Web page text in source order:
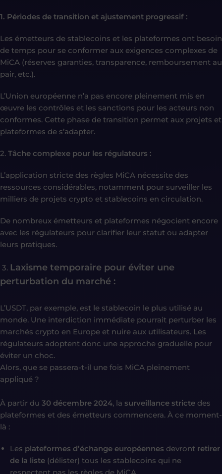
1. Périodes de transition et ajustement progressif :
Les émetteurs de stablecoins et les plateformes ont besoin
de temps pour se conformer aux exigences complexes de
MiCA (réserves garanties, transparence, remboursement au
pair, etc.).
L’Union européenne n’a pas encore pleinement mis en
œuvre les contrôles et les sanctions pour les acteurs non
conformes. Cette phase de transition permet aux projets et
plateformes de s’adapter.
2. Tâche complexe pour les régulateurs :
L’application stricte des règles MiCA nécessite des
ressources considérables, notamment pour surveiller les
milliers de projets crypto et stablecoins en circulation.
De nombreux émetteurs et plateformes négocient encore
avec les régulateurs pour clarifier leur statut ou adapter
leurs pratiques.
3. Laxisme temporaire pour éviter une
perturbation du marché :
L’USDT, par exemple, est le stablecoin le plus utilisé au
monde. Une interdiction immédiate pourrait perturber les
marchés crypto en Europe et nuire aux utilisateurs. Les
régulateurs adoptent donc une approche graduelle pour
éviter un choc.
Alors, que se passera-t-il une fois MiCA pleinement
appliqué ?
À partir du 30 décembre 2024, la surveillance stricte des
plateformes et des émetteurs commencera. À ce moment-
là :
Les plateformes d’échange européennes devront retirer
de la liste (délister) tous les stablecoins qui ne